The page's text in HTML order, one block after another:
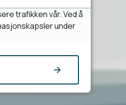
trafikken vår. Ved å
under